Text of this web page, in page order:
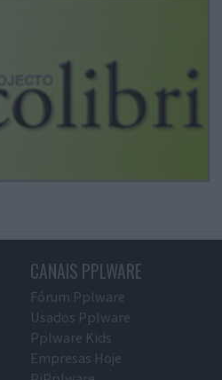
CANAIS PPLWARE
Fórum Pplware
Usados Pplware
Pplware Kids
Empresas Hoje